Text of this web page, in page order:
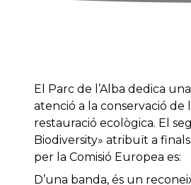
El Parc de l’Alba dedica
atenció a la conservació de
restauració ecològica. El
Biodiversity» atribuït a
per la Comisió Europea es:
D’una banda, és un